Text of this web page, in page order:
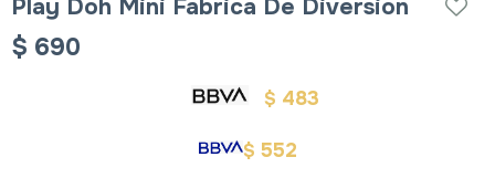
Play Doh Mini Fabrica De Diversion
$ 690
$ 483
$ 552